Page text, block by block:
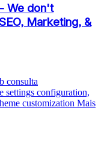
We don't
Marketing, &
consulta
settings configuration,
customization Mais